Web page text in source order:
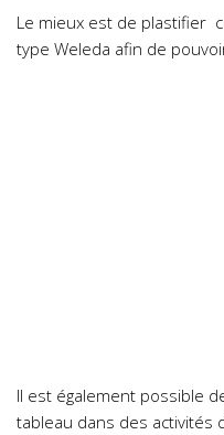
Le mieux est de plastifier
type Weleda afin de
Il est également possible
tableau dans des activités